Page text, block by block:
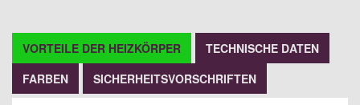
VORTEILE DER HEIZKÖRPER
TECHNISCHE DATEN
FARBEN
SICHERHEITSVORSCHRIFTEN